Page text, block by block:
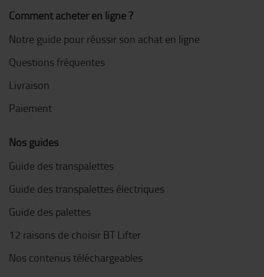
Comment acheter en ligne ?
Notre guide pour réussir son achat en ligne
Questions fréquentes
Livraison
Paiement
Nos guides
Guide des transpalettes
Guide des transpalettes électriques
Guide des palettes
12 raisons de choisir BT Lifter
Nos contenus téléchargeables